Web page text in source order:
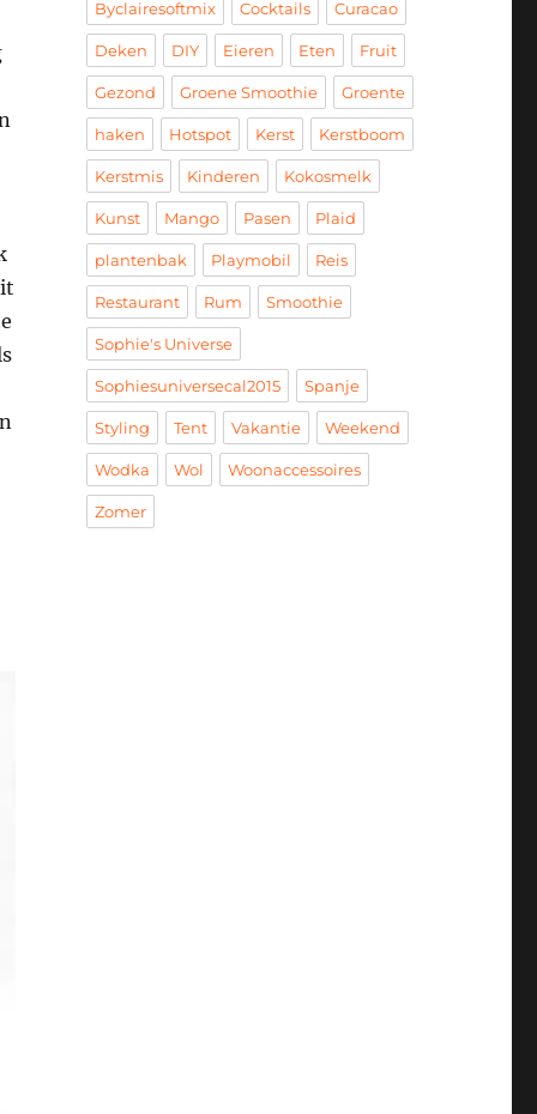
Byclairesoftmix Cocktails Curacao
Deken DIY Eieren Eten Fruit
Gezond Groene Smoothie Groente
haken Hotspot Kerst Kerstboom
Kerstmis Kinderen Kokosmelk
Kunst Mango Pasen Plaid
plantenbak Playmobil Reis
Restaurant Rum Smoothie
Sophie's Universe
Sophiesuniversecal2015 Spanje
Styling Tent Vakantie Weekend
Wodka Wol Woonaccessoires
Zomer